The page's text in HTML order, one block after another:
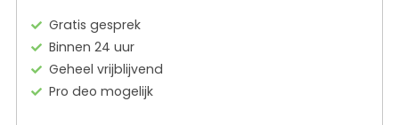
Gratis gesprek
Binnen 24 uur
Geheel vrijblijvend
Pro deo mogelijk